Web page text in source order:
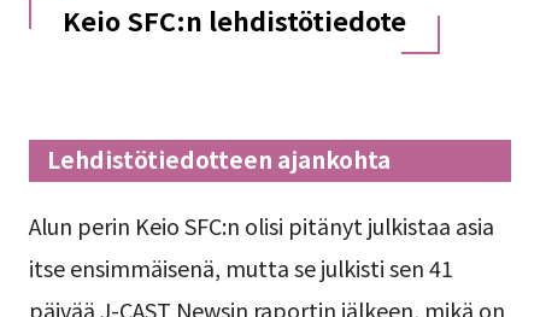
Keio SFC:n lehdistötiedote
Lehdistötiedotteen ajankohta
Alun perin Keio SFC:n olisi pitänyt julkistaa asia
itse ensimmäisenä, mutta se julkisti sen 41
päivää J-CAST Newsin raportin jälkeen, mikä on